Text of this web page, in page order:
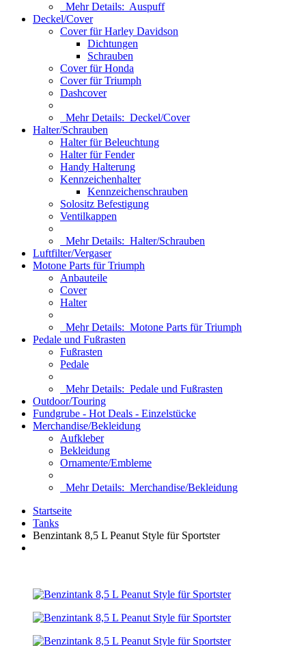
Mehr Details: Auspuff
Deckel/Cover
Cover für Harley Davidson
Dichtungen
Schrauben
Cover für Honda
Cover für Triumph
Dashcover
Mehr Details: Deckel/Cover
Halter/Schrauben
Halter für Beleuchtung
Halter für Fender
Handy Halterung
Kennzeichenhalter
Kennzeichenschrauben
Solositz Befestigung
Ventilkappen
Mehr Details: Halter/Schrauben
Luftfilter/Vergaser
Motone Parts für Triumph
Anbauteile
Cover
Halter
Mehr Details: Motone Parts für Triumph
Pedale und Fußrasten
Fußrasten
Pedale
Mehr Details: Pedale und Fußrasten
Outdoor/Touring
Fundgrube - Hot Deals - Einzelstücke
Merchandise/Bekleidung
Aufkleber
Bekleidung
Ornamente/Embleme
Mehr Details: Merchandise/Bekleidung
Startseite
Tanks
Benzintank 8,5 L Peanut Style für Sportster